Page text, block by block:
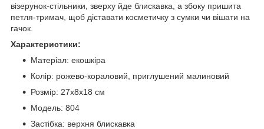
візерунок-стільники, зверху йде блискавка, а збоку пришита
петля-тримач, щоб діставати косметичку з сумки чи вішати на
гачок.
Характеристики:
Матеріал: екошкіра
Колір: рожево-кораловий, приглушений малиновий
Розмір: 27х8х18 см
Модель: 804
Застібка: верхня блискавка